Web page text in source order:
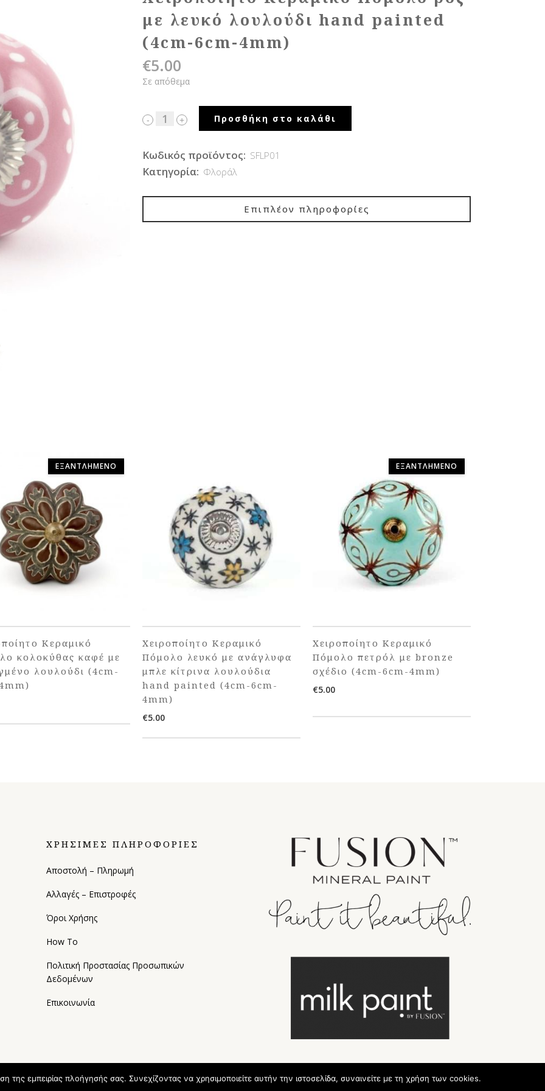
με λευκό λουλούδι hand painted
(4cm-6cm-4mm)
€5.00
Σε απόθεμα
Προσθήκη στο καλάθι
Κωδικός προϊόντος: SFLP01
Κατηγορία: Φλοράλ
Επιπλέον πληροφορίες
ΕΞΑΝΤΛΗΜΈΝΟ
Κεραμικό
κολοκύθας καφέ με
λουλούδι (4cm-
Χειροποίητο Κεραμικό
Πόμολο λευκό με ανάγλυφα
μπλε κίτρινα λουλούδια
hand painted (4cm-6cm-
4mm)
€5.00
ΕΞΑΝΤΛΗΜΈΝΟ
Χειροποίητο Κεραμικό
Πόμολο πετρόλ με bronze
σχέδιο (4cm-6cm-4mm)
€5.00
ΧΡΗΣΙΜΕΣ ΠΛΗΡΟΦΟΡΙΕΣ
Αποστολή – Πληρωμή
Αλλαγές – Επιστροφές
Όροι Χρήσης
How To
Πολιτική Προστασίας Προσωπικών
Δεδομένων
Επικοινωνία
της εμπειρίας πλοήγησής σας. Συνεχίζοντας να χρησιμοποιείτε αυτήν την ιστοσελίδα, συναινείτε με τη χρήση των cookies.